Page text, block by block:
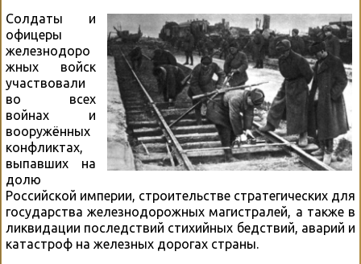
Солдаты и
офицеры
железнодоро
жных войск
участвовали
во всех
войнах и
вооружённых
конфликтах,
выпавших на
долю
Российской империи, строительстве стратегических для
государства железнодорожных магистралей, а также в
ликвидации последствий стихийных бедствий, аварий и
катастроф на железных дорогах страны.